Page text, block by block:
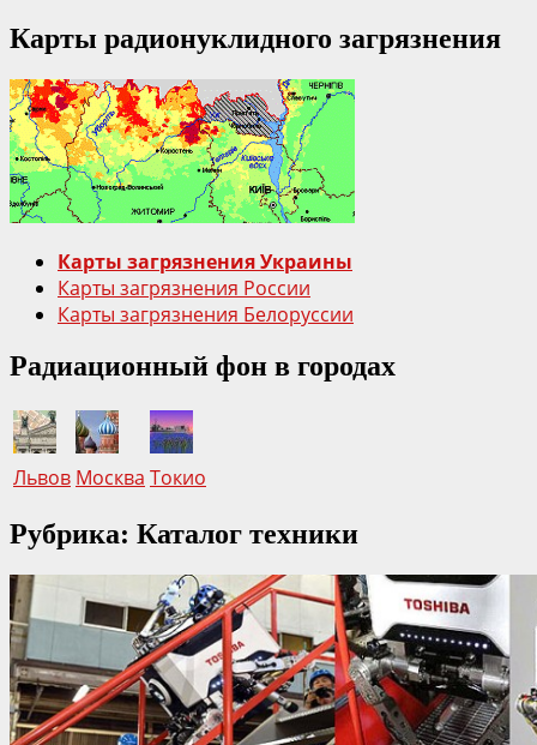
о
фото:
уникальные
экспонаты
частного
музея
самосела
Чернобыль
Карты радионуклидного загрязнения
Карты загрязнения Украины
Карты загрязнения России
Карты загрязнения Белоруссии
Радиационный фон в городах
Львов Москва Токио
Рубрика: Каталог техники